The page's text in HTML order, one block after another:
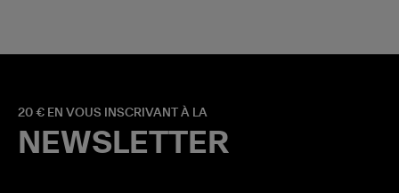
20 € EN VOUS INSCRIVANT À LA
NEWSLETTER